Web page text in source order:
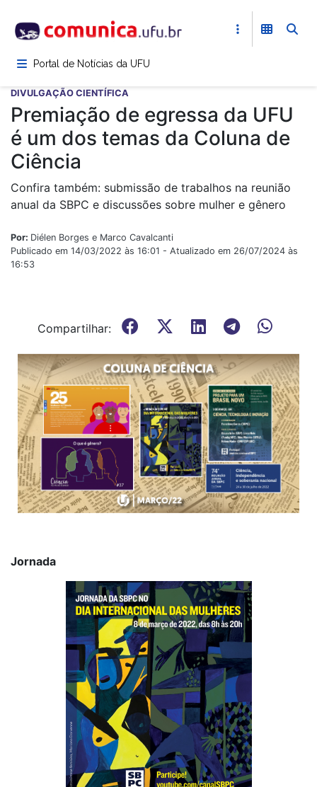
para
conteúdoPortal de Notícias da UFU
DIVULGAÇÃO CIENTÍFICA
Premiação de egressa da UFU
é um dos temas da Coluna de
Ciência
Confira também: submissão de trabalhos na reunião
anual da SBPC e discussões sobre mulher e gênero
Por: Diélen Borges e Marco Cavalcanti
Publicado em 14/03/2022 às 16:01 - Atualizado em 26/07/2024 às
16:53
Compartilhar:
Jornada